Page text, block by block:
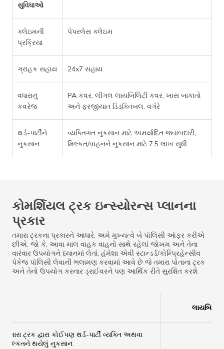
સુવિધાઓ
ક્લેઇમની
પ્રક્રિયા
પેપરલેસ ક્લેઇમ
ગ્રાહક સહાય 24x7 સહાય
વધારાનું
કવરેજ
PA કવર, લીગલ લાયબિલિટી કવર, ખાસ બાકાતો
અને ફરજીયાત ડિડક્તિબલ, વગેરે
થર્ડ-પાર્ટીને
નુકસાન
વ્યક્તિગત નુકસાન માટે અમર્યાદિત જવાબદારી,
મિલ્કત/વાહનને નુકસાન માટે 7.5 લાખ સુધી
કોમર્શિયલ ટ્રક ઇન્સ્યોરન્સ પ્લાનના
પ્રકાર
તમારા ટ્રકના પ્રકારને આધારે, અમે મુખ્યત્વે બે પૉલિસી ઑફર કરીએ
છીએ. જો કે, આવા માલ વાહક વાહનો સાથે રહેલાં જોખમ અને તેના
વારંવાર ઉપયોગને ધ્યાનમાં લેતાં, હંમેશા એવી સ્ટાન્ડર્ડ/કોમ્પ્રિહેન્સીવ
પેકેજ પૉલિસી લેવાની ભલામણ કરવામાં આવે છે જે તમારા પોતાના ટ્રક
અને તેનો ઉપયોગ કરનાર ડ્રાઈવરને પણ આર્થિક રીતે સુરક્ષિત કરશે
તમારા ટ્રક દ્વારા કોઈપણ થર્ડ-પાર્ટી વ્યક્તિ અથવા
મિલ્કતને થયેલું નુકસાન